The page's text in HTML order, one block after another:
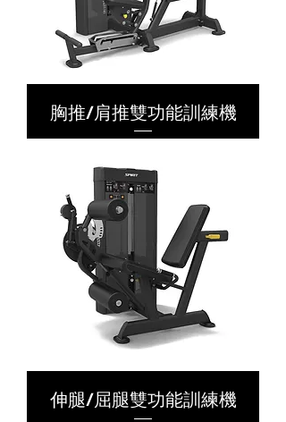
胸推/肩推雙功能訓練機
伸腿/屈腿雙功能訓練機